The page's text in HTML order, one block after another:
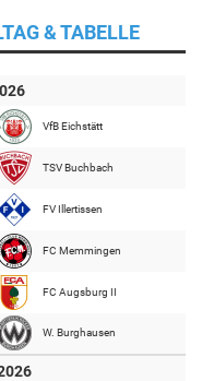
& TABELLE
VfB Eichstätt
TSV Buchbach
FV Illertissen
FC Memmingen
FC Augsburg II
W. Burghausen